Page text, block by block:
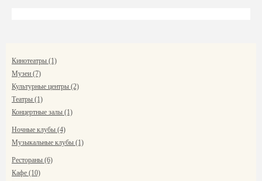
Кинотеатры (1)
Музеи (7)
Культурные центры (2)
Театры (1)
Концертные залы (1)
Ночные клубы (4)
Музыкальные клубы (1)
Рестораны (6)
Кафе (10)